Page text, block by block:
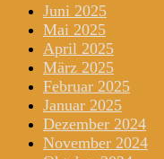
Juni 2025
Mai 2025
April 2025
März 2025
Februar 2025
Januar 2025
Dezember 2024
November 2024